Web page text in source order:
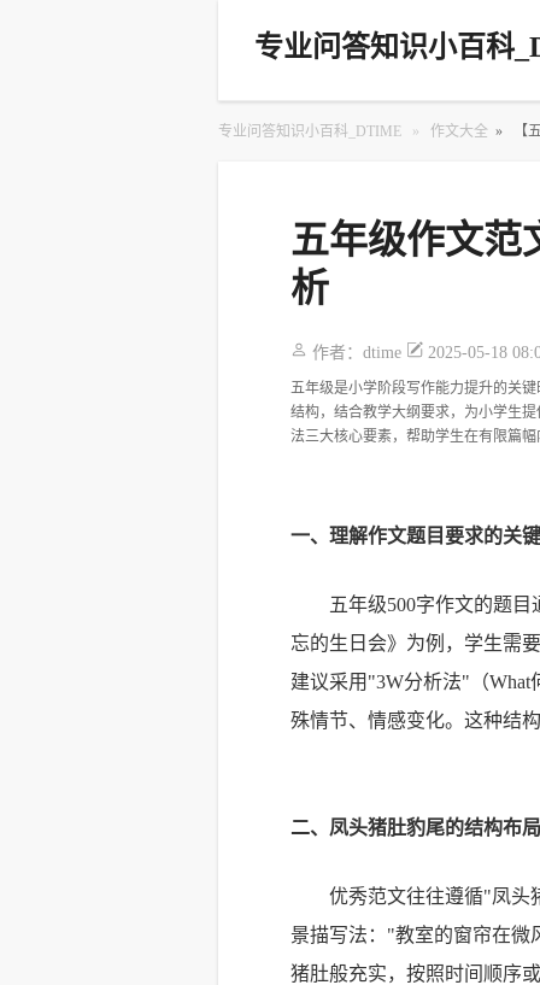
专业问答知识小百科
专业问答知识小百科_DTIME »作文大全 » 【
五年级作文范
析
作者：dtime 2025-05-18
五年级是小学阶段写作能力提升的关
结构，结合教学大纲要求，为小学生
法三大核心要素，帮助学生在有限篇
一、理解作文题目要求的关
五年级500字作文的题
忘的生日会》为例，学生需
建议采用"3W分析法"（
殊情节、情感变化。这种结
二、凤头猪肚豹尾的结构布
优秀范文往往遵循"凤头
景描写法："教室的窗帘在微
猪肚般充实，按照时间顺序